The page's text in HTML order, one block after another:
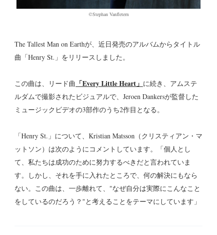
©︎Stephan Vanfletern
The Tallest Man on Earthが、近日発売のアルバムからタイトル
曲「Henry St.」をリリースしました。
この曲は、リード曲 「Every Little Heart」 に続き、アムステ
ルダムで撮影されたビジュアルで、Jeroen Dankersが監督した
ミュージックビデオの3部作のうち2作目となる。
「Henry St.」について、Kristian Matsson（クリスティアン・マ
ットソン）は次のようにコメントしています。「個人とし
て、私たちは成功のために努力するべきだと言われていま
す。しかし、それを手に入れたところで、何の解決にもなら
ない。この曲は、一歩離れて、"なぜ自分は実際にこんなこと
をしているのだろう？"と考えることをテーマにしています」